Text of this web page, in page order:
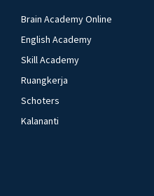
Brain Academy Online
English Academy
Skill Academy
Ruangkerja
Schoters
Kalananti